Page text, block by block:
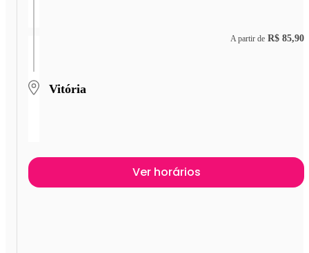
Vitória
A partir de R$ 85,90
Ver horários